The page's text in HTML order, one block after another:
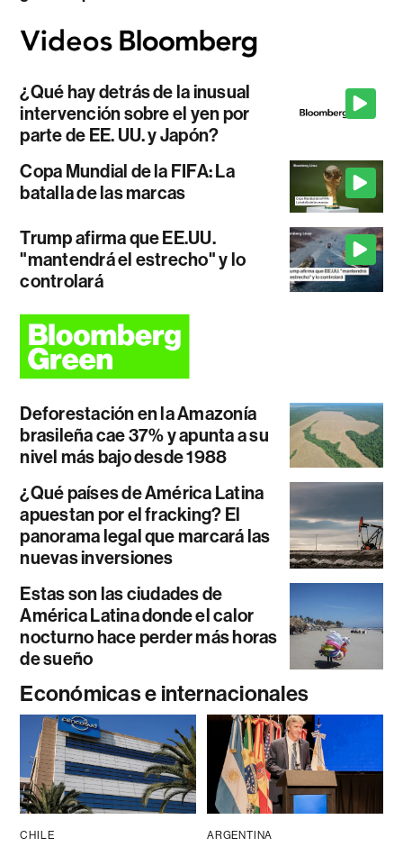
¿Qué hay detrás de la inusual
intervención sobre el yen por
parte de EE. UU. y Japón?
Copa Mundial de la FIFA: La
batalla de las marcas
Trump afirma que EE.UU.
"mantendrá el estrecho" y lo
controlará
Deforestación en la Amazonía
brasileña cae 37% y apunta a su
nivel más bajo desde 1988
¿Qué países de América Latina
apuestan por el fracking? El
panorama legal que marcará las
nuevas inversiones
Estas son las ciudades de
América Latina donde el calor
nocturno hace perder más horas
de sueño
Económicas e internacionales
CHILE ARGENTINA